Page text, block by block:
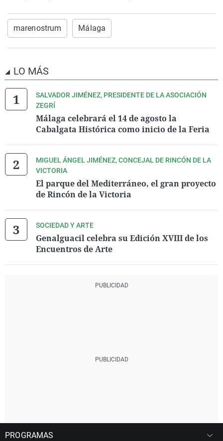
marenostrum Málaga
LO MÁS
SALVADOR JIMÉNEZ, PRESIDENTE DE LA ASOCIACIÓN
ZEGRÍ
Málaga celebrará el 14 de agosto la
Cabalgata Histórica como inicio de la Feria
MIGUEL ÁNGEL JIMÉNEZ, CONCEJAL DE RINCÓN DE LA
VICTORIA
El parque del Mediterráneo, el gran proyecto
de Rincón de la Victoria
SOCIEDAD Y ARTE
Genalguacil celebra su Edición XVIII de los
Encuentros de Arte
PROGRAMAS